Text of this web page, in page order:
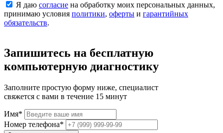
Я даю согласие на обработку моих персональных данных,
принимаю условия политики, оферты и гарантийных
обязательств.
Запишитесь на бесплатную
компьютерную диагностику
Заполните простую форму ниже, специалист
свяжется с вами в течение 15 минут
Имя*
Номер телефона*